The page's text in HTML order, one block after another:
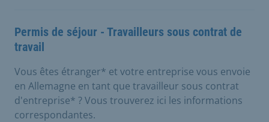
Permis de séjour - Travailleurs sous contrat de
travail
Vous êtes étranger* et votre entreprise vous envoie
en Allemagne en tant que travailleur sous contrat
d'entreprise* ? Vous trouverez ici les informations
correspondantes.